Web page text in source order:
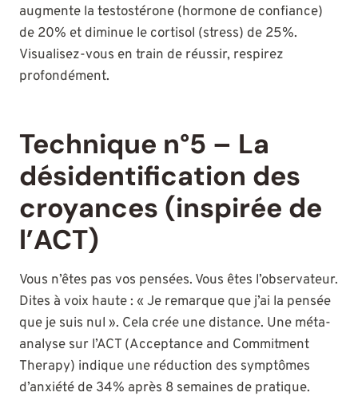
augmente la testostérone (hormone de confiance)
de 20% et diminue le cortisol (stress) de 25%.
Visualisez-vous en train de réussir, respirez
profondément.
Technique n°5 – La
désidentification des
croyances (inspirée de
l’ACT)
Vous n’êtes pas vos pensées. Vous êtes l’observateur.
Dites à voix haute : « Je remarque que j’ai la pensée
que je suis nul ». Cela crée une distance. Une méta-
analyse sur l’ACT (Acceptance and Commitment
Therapy) indique une réduction des symptômes
d’anxiété de 34% après 8 semaines de pratique.